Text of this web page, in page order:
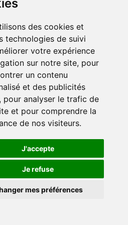
des cookies et
technologies de suivi
votre expérience
sur notre site, pour
un contenu
et des publicités
pour analyser le trafic de
et pour comprendre la
de nos visiteurs.
J'accepte
Je refuse
mes préférences